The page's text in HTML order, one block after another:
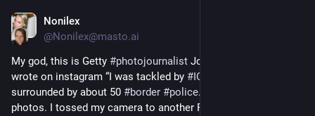
Nonilex
@Nonilex@masto.ai
My god, this is Getty #photojournalist John Abernathy. He
wrote on instagram “I was tackled by # ICE
surrounded by about 50 #border #police. Just for taking
photos. I tossed my camera to another Photographer to make